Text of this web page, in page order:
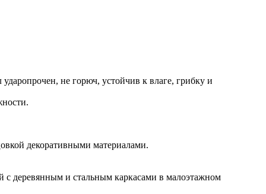
не горюч, устойчив к влаге, грибку и
декоративными материалами.
с деревянным и стальным каркасами в малоэтажном